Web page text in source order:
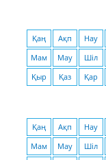
Қаң Ақп Нау
Мам
Мау Шіл
Қыр
Қаз Қар
Қаң Ақп Нау
Мам
Мау Шіл